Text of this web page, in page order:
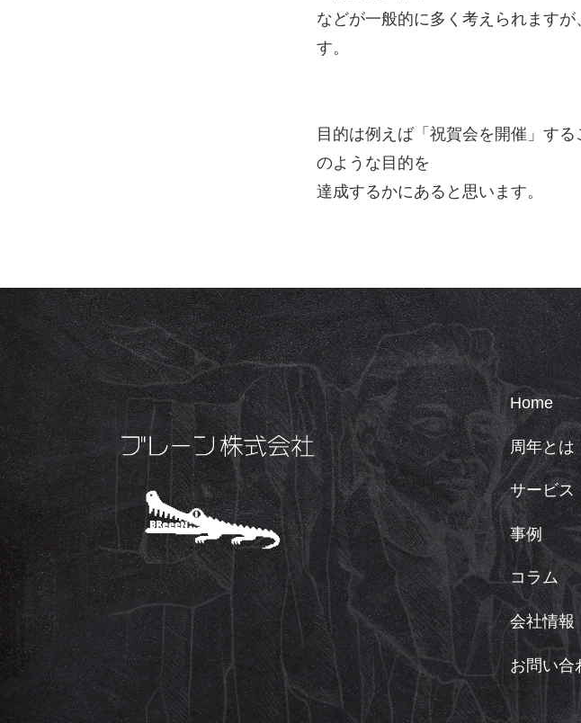
などが一般的に多く考えられます
す。
目的は例えば「祝賀会を開催」す
のような目的を
達成するかにあると思います。
Home
周年とは
サービス
事例
コラム
会社情報
お問い合